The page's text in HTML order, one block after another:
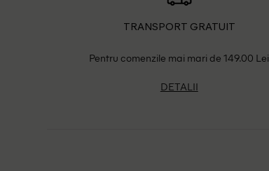
TRANSPORT GRATUIT
Pentru comenzile mai mari de 149.00 Lei
DETALII